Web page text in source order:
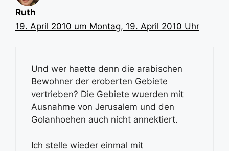
Ruth
19. April 2010 um Montag, 19. April 2010 Uhr
Und wer haette denn die arabischen
Bewohner der eroberten Gebiete
vertrieben? Die Gebiete wuerden mit
Ausnahme von Jerusalem und den
Golanhoehen auch nicht annektiert.
Ich stelle wieder einmal mit